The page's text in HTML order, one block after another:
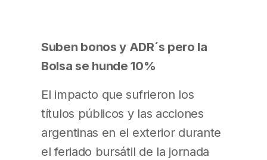
Suben bonos y ADR´s pero la
Bolsa se hunde 10%
El impacto que sufrieron los
títulos públicos y las acciones
argentinas en el exterior durante
el feriado bursátil de la jornada